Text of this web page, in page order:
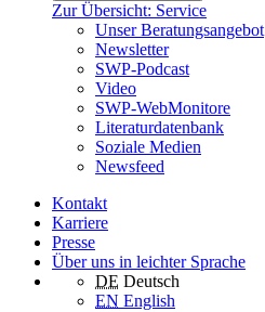
Zur Übersicht: Service
Unser Beratungsangebot
Newsletter
SWP-Podcast
Video
SWP-WebMonitore
Literaturdatenbank
Soziale Medien
Newsfeed
Kontakt
Karriere
Presse
Über uns in leichter Sprache
DE Deutsch
EN English